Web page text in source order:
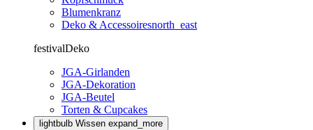
Blumenkranz
Deko & Accessoiresnorth_east
festivalDeko
JGA-Girlanden
JGA-Dekoration
JGA-Beutel
Torten & Cupcakes
lightbulb Wissen expand_more